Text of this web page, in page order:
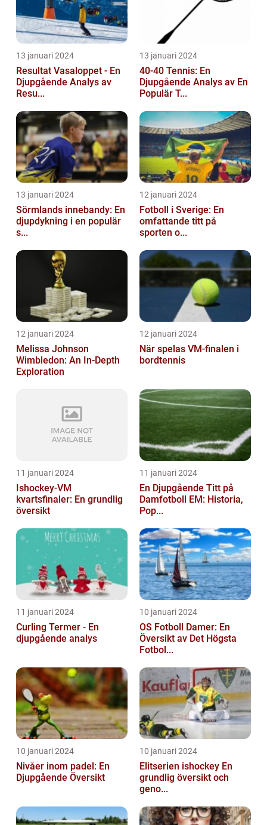
13 januari 2024
Resultat Vasaloppet - En
Djupgående Analys av
Resu...
13 januari 2024
40-40 Tennis: En
Djupgående Analys av En
Populär T...
13 januari 2024
Sörmlands innebandy: En
djupdykning i en populär
s...
12 januari 2024
Fotboll i Sverige: En
omfattande titt på
sporten o...
12 januari 2024
Melissa Johnson
Wimbledon: An In-Depth
Exploration
12 januari 2024
När spelas VM-finalen i
bordtennis
11 januari 2024
Ishockey-VM
kvartsfinaler: En grundlig
översikt
11 januari 2024
En Djupgående Titt på
Damfotboll EM: Historia,
Pop...
11 januari 2024
Curling Termer - En
djupgående analys
10 januari 2024
OS Fotboll Damer: En
Översikt av Det Högsta
Fotbol...
10 januari 2024
Nivåer inom padel: En
Djupgående Översikt
10 januari 2024
Elitserien ishockey En
grundlig översikt och
geno...